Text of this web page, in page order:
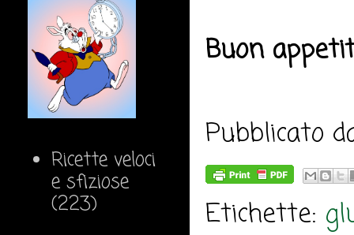
Buon
Pubblicato
Etichette:
Ricette veloci
e sfiziose
(223)